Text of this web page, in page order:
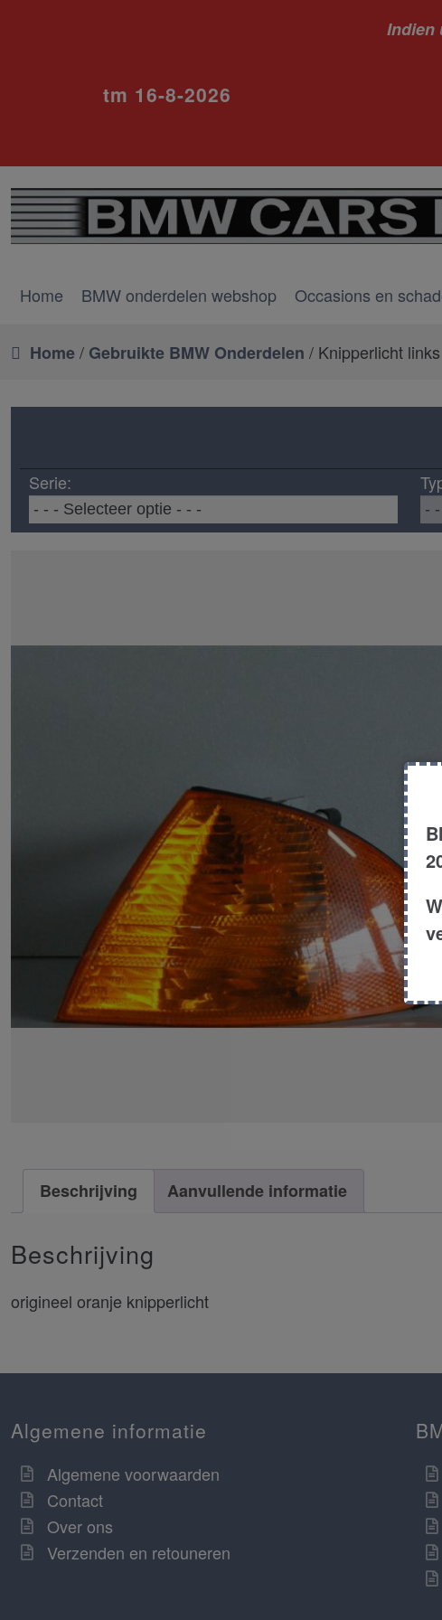
Indien
ivm
tm 16-8-2026
Home BMW onderdelen webshop Occasions en
Home/ Gebruikte BMW Onderdelen / Knipperlicht links
Serie:
Beschrijving Aanvullende informatie
Beschrijving
origineel oranje knipperlicht
Algemene informatie
Algemene voorwaarden
Contact
Over ons
Verzenden en retouneren